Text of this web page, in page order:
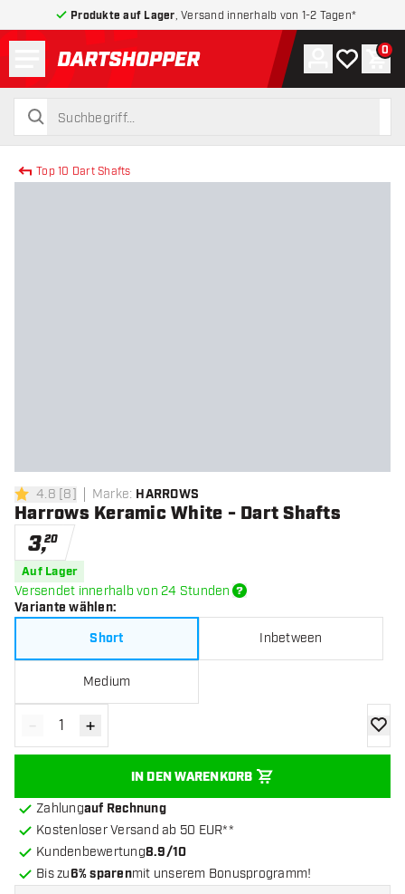
Produkte auf Lager , Versand innerhalb von 1-2 Tagen*
zurück zur Startseite
suchen
suchen
Konto
Meine 0
Top 10 Dart Shafts
4.8 Bewertungssterne
4.8 [8] Marke: HARROWS
Harrows Keramic White - Dart Shafts
3,20
Auf Lager
Versendet innerhalb von 24 Stunden
Variante wählen:
Short
Inbetween
Medium
Menge verringern
- Menge erhöhen
+
IN DEN WARENKORB
Zur
Zahlungauf Rechnung
Kostenloser Versand ab 50 EUR**
Kundenbewertung8.9/10
Bis zu6% sparenmit unserem Bonusprogramm!